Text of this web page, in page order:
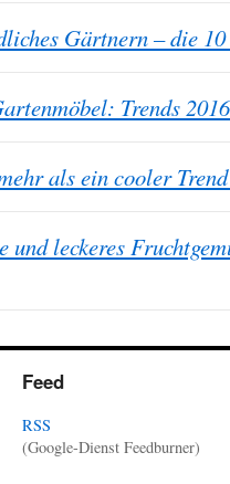
Gärtnern – die
Trends
als ein cooler
und leckeres
Feed
RSS
(Google-Dienst Feedburner)